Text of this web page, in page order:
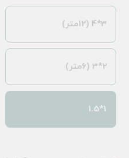
3*4 (12متر)
2*3 (6متر)
1*1.5